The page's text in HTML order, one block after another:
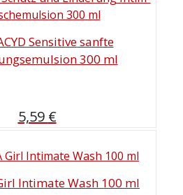
Sensitive sanfte
300 ml
5,59 €
Intimate Wash 100 ml